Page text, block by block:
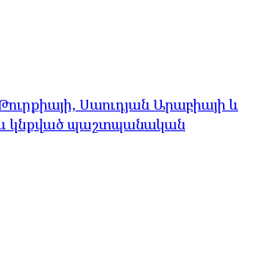
Թուրքիայի, Սաուդյան Արաբիայի և
կնքված պաշտպանական